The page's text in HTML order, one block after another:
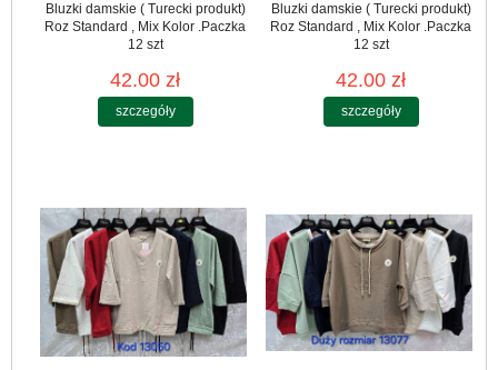
Bluzki damskie ( Turecki produkt)
Roz Standard , Mix Kolor .Paczka
12 szt
42.00 zł
szczegóły
Bluzki damskie ( Turecki produkt)
Roz Standard , Mix Kolor .Paczka
12 szt
42.00 zł
szczegóły